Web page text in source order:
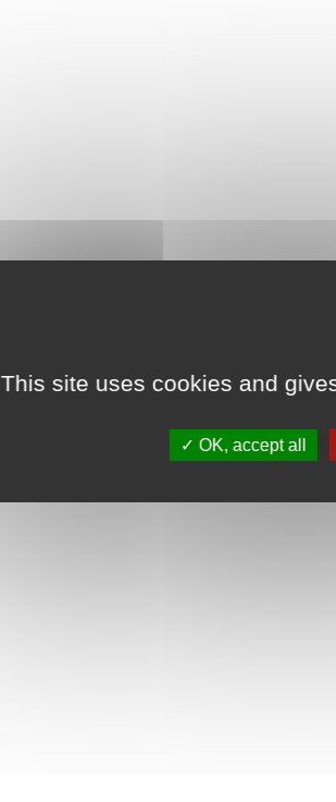
This site uses cookies and
OK, accept all